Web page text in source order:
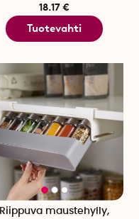
18.17 €
Tuotevahti
Riippuva maustehylly,